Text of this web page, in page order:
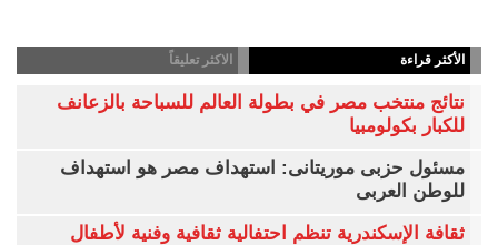
الأكثر قراءة الاكثر تعليقاً
نتائج منتخب مصر في بطولة العالم للسباحة بالزعانف
للكبار بكولومبيا
مسئول حزبى موريتانى: استهداف مصر هو استهداف
للوطن العربى
ثقافة الإسكندرية تنظم احتفالية ثقافية وفنية لأطفال